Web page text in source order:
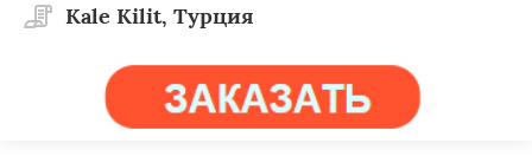
Kale Kilit, Турция